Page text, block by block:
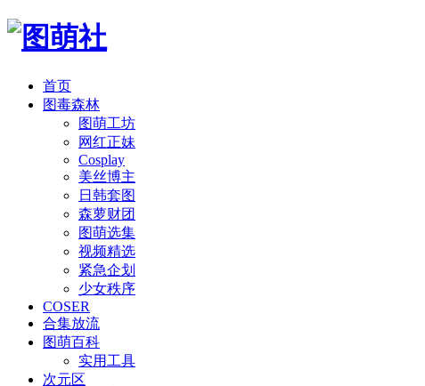
首页
图毒森林
图萌工坊
网红正妹
Cosplay
美丝博主
日韩套图
森萝财团
图萌选集
视频精选
紧急企划
少女秩序
COSER
合集放流
图萌百科
实用工具
次元区